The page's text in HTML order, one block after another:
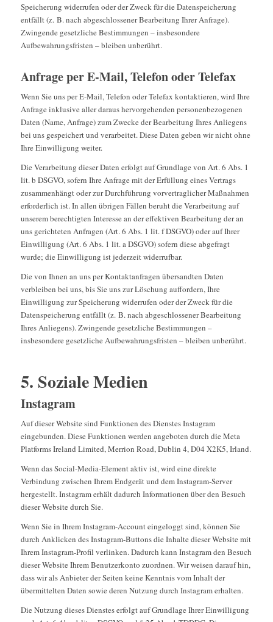
Speicherung widerrufen oder der Zweck für die Datenspeicherung
entfällt (z. B. nach abgeschlossener Bearbeitung Ihrer Anfrage).
Zwingende gesetzliche Bestimmungen – insbesondere
Aufbewahrungsfristen – bleiben unberührt.
Anfrage per E-Mail, Telefon oder Telefax
Wenn Sie uns per E-Mail, Telefon oder Telefax kontaktieren, wird Ihre
Anfrage inklusive aller daraus hervorgehenden personenbezogenen
Daten (Name, Anfrage) zum Zwecke der Bearbeitung Ihres Anliegens
bei uns gespeichert und verarbeitet. Diese Daten geben wir nicht ohne
Ihre Einwilligung weiter.
Die Verarbeitung dieser Daten erfolgt auf Grundlage von Art. 6 Abs. 1
lit. b DSGVO, sofern Ihre Anfrage mit der Erfüllung eines Vertrags
zusammenhängt oder zur Durchführung vorvertraglicher Maßnahmen
erforderlich ist. In allen übrigen Fällen beruht die Verarbeitung auf
unserem berechtigten Interesse an der effektiven Bearbeitung der an
uns gerichteten Anfragen (Art. 6 Abs. 1 lit. f DSGVO) oder auf Ihrer
Einwilligung (Art. 6 Abs. 1 lit. a DSGVO) sofern diese abgefragt
wurde; die Einwilligung ist jederzeit widerrufbar.
Die von Ihnen an uns per Kontaktanfragen übersandten Daten
verbleiben bei uns, bis Sie uns zur Löschung auffordern, Ihre
Einwilligung zur Speicherung widerrufen oder der Zweck für die
Datenspeicherung entfällt (z. B. nach abgeschlossener Bearbeitung
Ihres Anliegens). Zwingende gesetzliche Bestimmungen –
insbesondere gesetzliche Aufbewahrungsfristen – bleiben unberührt.
5. Soziale Medien
Instagram
Auf dieser Website sind Funktionen des Dienstes Instagram
eingebunden. Diese Funktionen werden angeboten durch die Meta
Platforms Ireland Limited, Merrion Road, Dublin 4, D04 X2K5, Irland.
Wenn das Social-Media-Element aktiv ist, wird eine direkte
Verbindung zwischen Ihrem Endgerät und dem Instagram-Server
hergestellt. Instagram erhält dadurch Informationen über den Besuch
dieser Website durch Sie.
Wenn Sie in Ihrem Instagram-Account eingeloggt sind, können Sie
durch Anklicken des Instagram-Buttons die Inhalte dieser Website mit
Ihrem Instagram-Profil verlinken. Dadurch kann Instagram den Besuch
dieser Website Ihrem Benutzerkonto zuordnen. Wir weisen darauf hin,
dass wir als Anbieter der Seiten keine Kenntnis vom Inhalt der
übermittelten Daten sowie deren Nutzung durch Instagram erhalten.
Die Nutzung dieses Dienstes erfolgt auf Grundlage Ihrer Einwilligung